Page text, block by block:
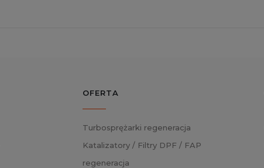
OFERTA
Turbosprężarki regeneracja
Katalizatory / Filtry DPF / FAP
regeneracja